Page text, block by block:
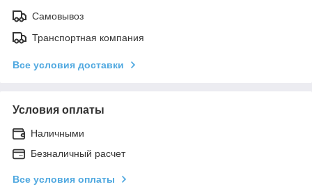
Самовывоз
Транспортная компания
Все условия доставки
Условия оплаты
Наличными
Безналичный расчет
Все условия оплаты